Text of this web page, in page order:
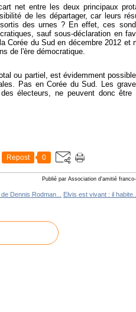
net entre les deux principaux
de les départager, car leurs
des urnes ? En effet, ces
sauf sous-déclaration en
Corée du Sud en décembre 2012 et
de l'ère démocratique.
ou partiel, est évidemment
Pas en Corée du Sud. Les
électeurs, ne peuvent donc
Repost 0
Publié par Association d'amitié
Dennis Rodman... Elvis est vivant : il